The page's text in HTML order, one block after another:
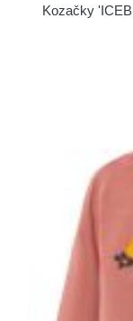
Kozačky